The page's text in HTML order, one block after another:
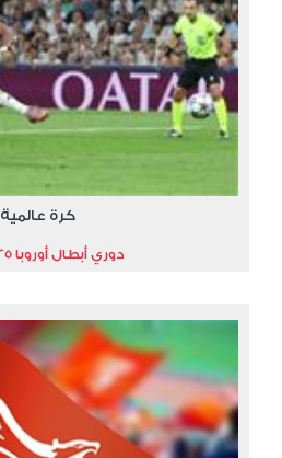
كرة عالمية
دوري أبطال أوروبا 2025-2026